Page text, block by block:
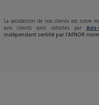
La satisfaction de nos clients est notre
avis clients sont collectés par
indépendant certifié par l'AFNOR